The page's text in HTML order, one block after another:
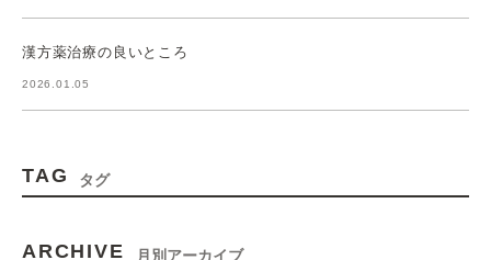
漢方薬治療の良いところ
2026.01.05
TAG タグ
ARCHIVE 月別アーカイブ